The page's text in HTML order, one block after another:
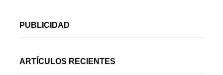
PUBLICIDAD
ARTÍCULOS RECIENTES